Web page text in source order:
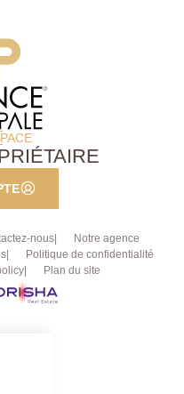
nous
Notre agence
Politique de confidentialité
Plan du site